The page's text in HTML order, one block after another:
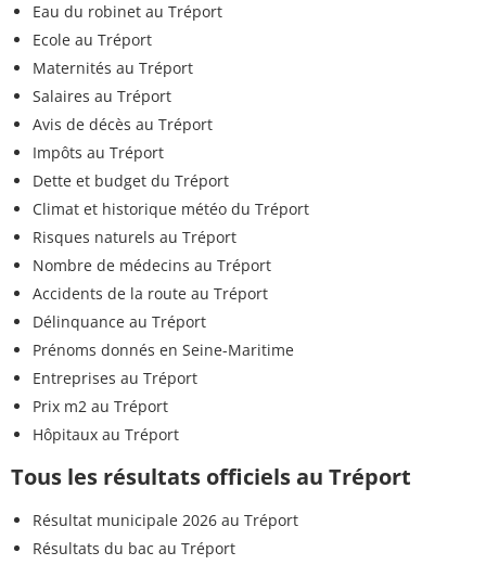
Eau du robinet au Tréport
Ecole au Tréport
Maternités au Tréport
Salaires au Tréport
Avis de décès au Tréport
Impôts au Tréport
Dette et budget du Tréport
Climat et historique météo du Tréport
Risques naturels au Tréport
Nombre de médecins au Tréport
Accidents de la route au Tréport
Délinquance au Tréport
Prénoms donnés en Seine-Maritime
Entreprises au Tréport
Prix m2 au Tréport
Hôpitaux au Tréport
Tous les résultats officiels au Tréport
Résultat municipale 2026 au Tréport
Résultats du bac au Tréport